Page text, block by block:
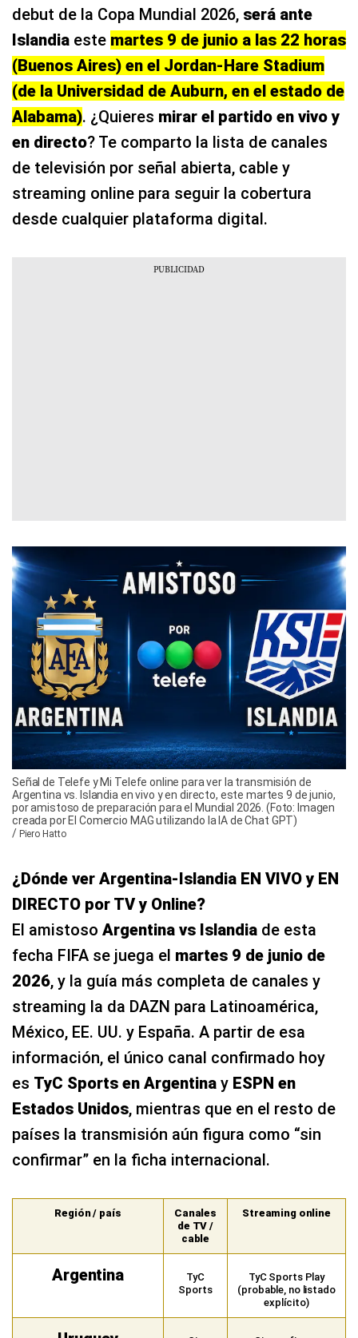
debut de la Copa Mundial 2026, será ante
Islandia este martes 9 de junio a las 22 horas
(Buenos Aires) en el Jordan-Hare Stadium
(de la Universidad de Auburn, en el estado de
Alabama). ¿Quieres mirar el partido en vivo y
en directo? Te comparto la lista de canales
de televisión por señal abierta, cable y
streaming online para seguir la cobertura
desde cualquier plataforma digital.
Señal de Telefe y Mi Telefe online para ver la transmisión de
Argentina vs. Islandia en vivo y en directo, este martes 9 de junio,
por amistoso de preparación para el Mundial 2026. (Foto: Imagen
creada por El Comercio MAG utilizando la IA de Chat GPT)
/ Piero Hatto
¿Dónde ver Argentina-Islandia EN VIVO y EN
DIRECTO por TV y Online?
El amistoso Argentina vs Islandia de esta
fecha FIFA se juega el martes 9 de junio de
2026, y la guía más completa de canales y
streaming la da DAZN para Latinoamérica,
México, EE. UU. y España. A partir de esa
información, el único canal confirmado hoy
es TyC Sports en Argentina y ESPN en
Estados Unidos, mientras que en el resto de
países la transmisión aún figura como “sin
confirmar” en la ficha internacional.
Región / país
Canales
de TV /
cable
Streaming online
Argentina
TyC
Sports
TyC Sports Play
(probable, no listado
explícito)